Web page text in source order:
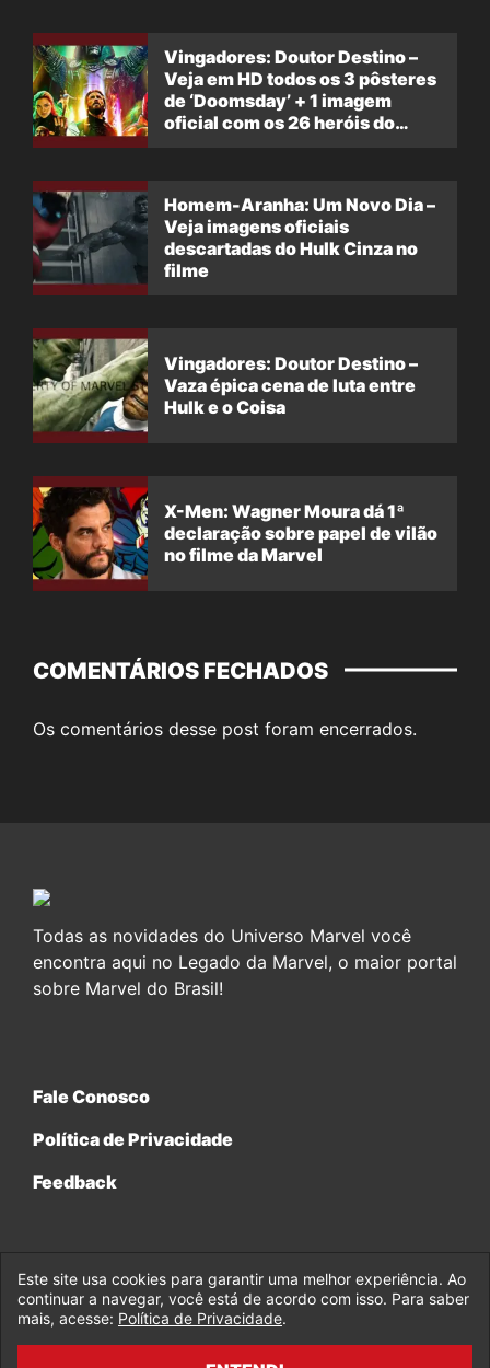
Vingadores: Doutor Destino –
Veja em HD todos os 3 pôsteres
de ‘Doomsday’ + 1 imagem
oficial com os 26 heróis do
Homem-Aranha: Um Novo Dia –
Veja imagens oficiais
descartadas do Hulk Cinza no
filme
Vingadores: Doutor Destino –
Vaza épica cena de luta entre
Hulk e o Coisa
X-Men: Wagner Moura dá 1ª
declaração sobre papel de vilão
no filme da Marvel
COMENTÁRIOS FECHADOS
Os comentários desse post foram encerrados.
Todas as novidades do Universo Marvel você
encontra aqui no Legado da Marvel, o maior portal
sobre Marvel do Brasil!
Fale Conosco
Política de Privacidade
Feedback
© 2017-2026 Legado da Marvel, uma empresa da Legado
Enterprises.
Este site usa cookies para garantir uma melhor experiência. Ao
continuar a navegar, você está de acordo com isso. Para saber
mais, acesse: Política de Privacidade.